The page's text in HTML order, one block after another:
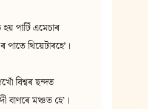
পাৰ্টি এমেচাৰ
পাতে থিয়েটাৰহে’।
বিশ্বৰ ছন্দত
বাণৰে মঞ্চত হেʼ।